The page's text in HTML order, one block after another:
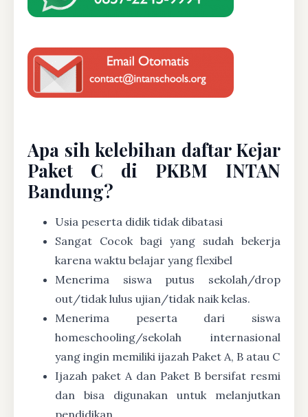
Apa sih kelebihan daftar Kejar
Paket C di PKBM INTAN
Bandung?
Usia peserta didik tidak dibatasi
Sangat Cocok bagi yang sudah bekerja
karena waktu belajar yang flexibel
Menerima siswa putus sekolah/drop
out/tidak lulus ujian/tidak naik kelas.
Menerima peserta dari siswa
homeschooling/sekolah internasional
yang ingin memiliki ijazah Paket A, B atau C
Ijazah paket A dan Paket B bersifat resmi
dan bisa digunakan untuk melanjutkan
pendidikan